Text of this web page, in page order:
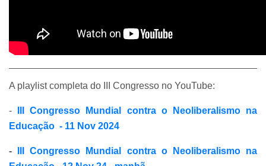
A playlist completa do III Congresso no YouTube:
-
III Congresso Mundial contra o Neoliberalismo na
Educação - 11 Nov 2024
-
III Congresso Mundial contra o Neoliberalismo na